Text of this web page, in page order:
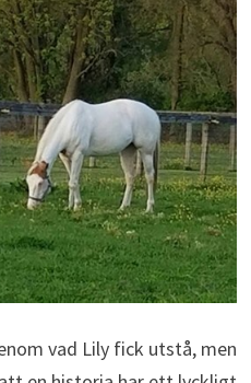
vad Lily fick utstå, men